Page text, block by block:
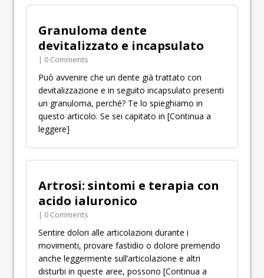
Granuloma dente
devitalizzato e incapsulato
| 0 Comments
Può avvenire che un dente già trattato con
devitalizzazione e in seguito incapsulato presenti
un granuloma, perché? Te lo spieghiamo in
questo articolo. Se sei capitato in [Continua a
leggere]
Artrosi: sintomi e terapia con
acido ialuronico
| 0 Comments
Sentire dolori alle articolazioni durante i
movimenti, provare fastidio o dolore premendo
anche leggermente sull’articolazione e altri
disturbi in queste aree, possono [Continua a